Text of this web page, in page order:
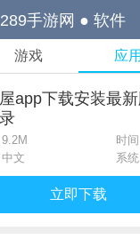
289手游网 ● 软件
游戏 应用
app下载安装最
9.2M
时
文
系
立即下载